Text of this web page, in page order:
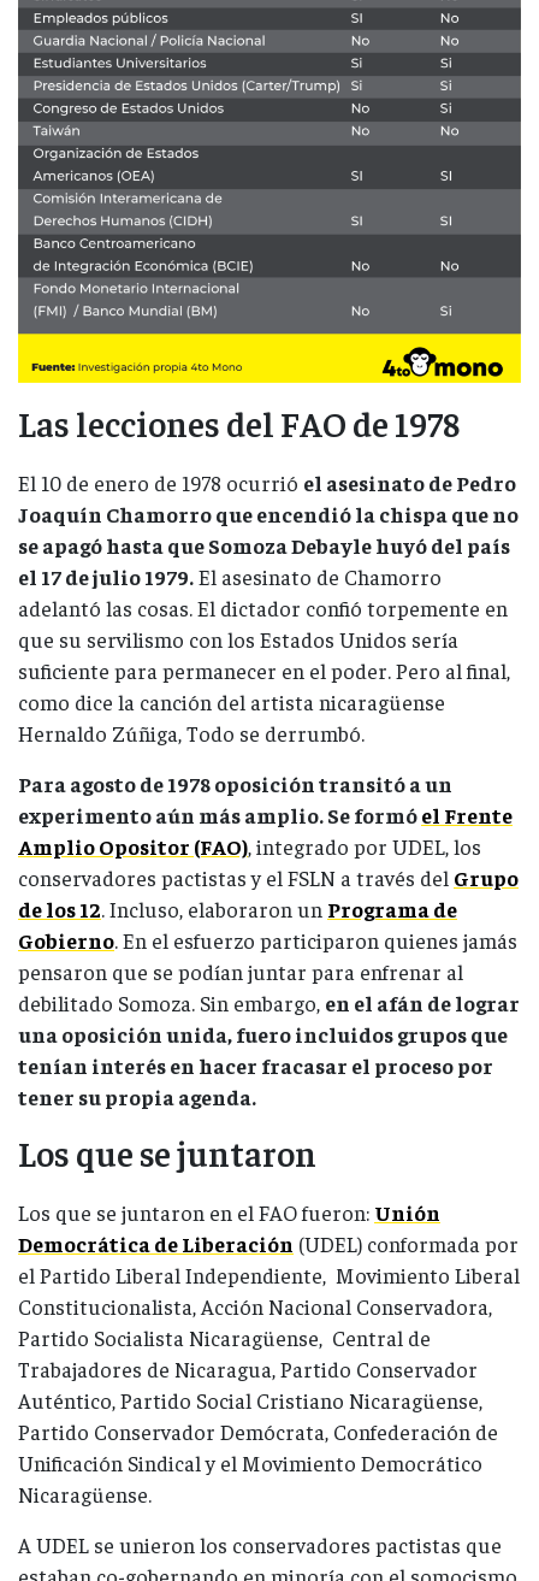
Las lecciones del FAO de 1978
El 10 de enero de 1978 ocurrió el asesinato de Pedro
Joaquín Chamorro que encendió la chispa que no
se apagó hasta que Somoza Debayle huyó del país
el 17 de julio 1979.El asesinato de Chamorro
adelantó las cosas. El dictador confió torpemente en
que su servilismo con los Estados Unidos sería
suficiente para permanecer en el poder. Pero al final,
como dice la canción del artista nicaragüense
Hernaldo Zúñiga, Todo se derrumbó.
Para agosto de 1978 oposición transitó a un
experimento aún más amplio. Se formóel Frente
Amplio Opositor (FAO), integrado por UDEL, los
conservadores pactistas y el FSLN a través del Grupo
de los 12. Incluso, elaboraron un Programa de
Gobierno. En el esfuerzo participaron quienes jamás
pensaron que se podían juntar para enfrenar al
debilitado Somoza. Sin embargo, en el afán de lograr
una oposición unida, fuero incluidos grupos que
tenían interés en hacer fracasar el proceso por
tener su propia agenda.
Los que se juntaron
Los que se juntaron en el FAO fueron: Unión
Democrática de Liberación (UDEL) conformada por
el Partido Liberal Independiente, Movimiento Liberal
Constitucionalista, Acción Nacional Conservadora,
Partido Socialista Nicaragüense, Central de
Trabajadores de Nicaragua, Partido Conservador
Auténtico, Partido Social Cristiano Nicaragüense,
Partido Conservador Demócrata, Confederación de
Unificación Sindical y el Movimiento Democrático
Nicaragüense.
A UDEL se unieron los conservadores pactistas que
estaban co-gobernando en minoría con el somocismo